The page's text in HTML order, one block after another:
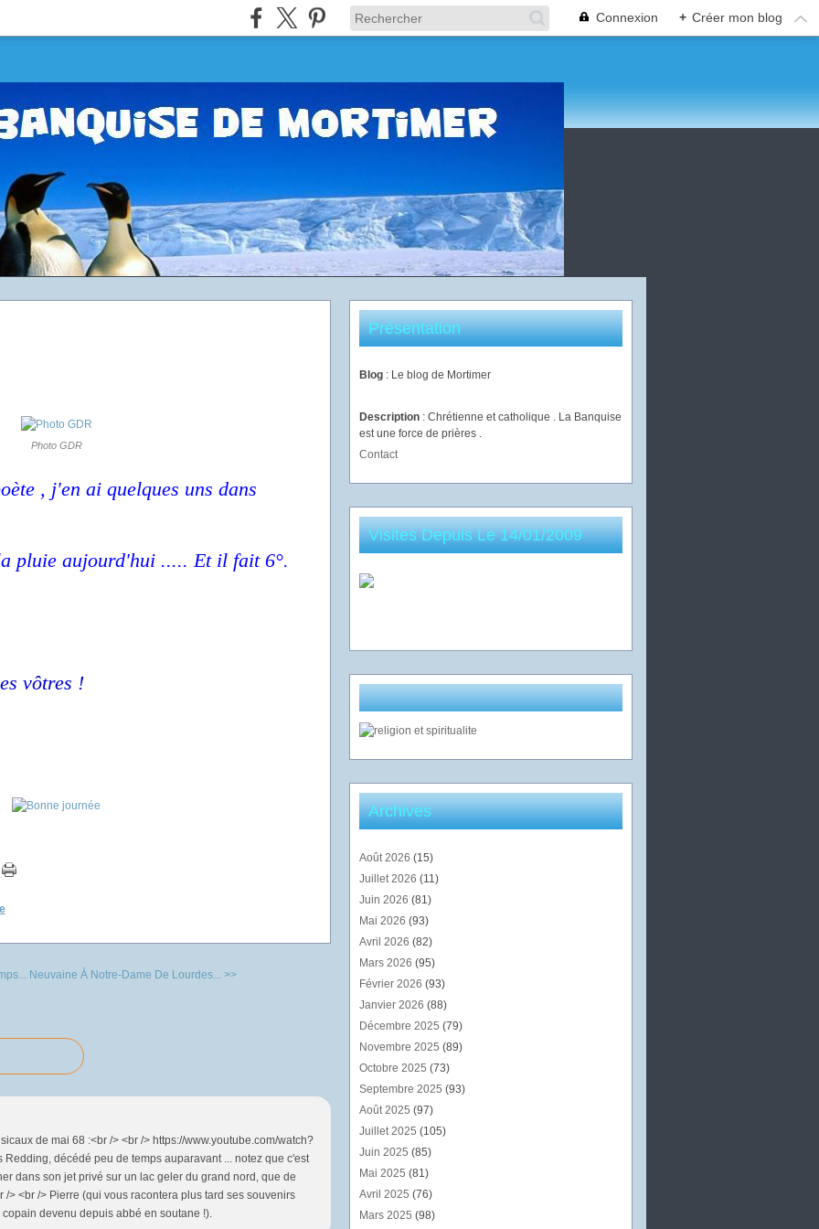
Connexion + Créer mon blog
Photo GDR
, j'en ai quelques uns dans
pluie aujourd'hui ..... Et il fait 6°.
vôtres !
Neuvaine À Notre-Dame De Lourdes... >>
de mai 68 :<br /> <br /> https://www.youtube.com/watch?
Redding, décédé peu de temps auparavant ... notez que c'est
dans son jet privé sur un lac geler du grand nord, que de
/> <br /> Pierre (qui vous racontera plus tard ses souvenirs
devenu depuis abbé en soutane !).
Présentation
Blog : Le blog de Mortimer
Description : Chrétienne et catholique . La Banquise
est une force de prières .
Contact
Visites Depuis Le 14/01/2009
Archives
Août 2026 (15)
Juillet 2026 (11)
Juin 2026 (81)
Mai 2026 (93)
Avril 2026 (82)
Mars 2026 (95)
Février 2026 (93)
Janvier 2026 (88)
Décembre 2025 (79)
Novembre 2025 (89)
Octobre 2025 (73)
Septembre 2025 (93)
Août 2025 (97)
Juillet 2025 (105)
Juin 2025 (85)
Mai 2025 (81)
Avril 2025 (76)
Mars 2025 (98)